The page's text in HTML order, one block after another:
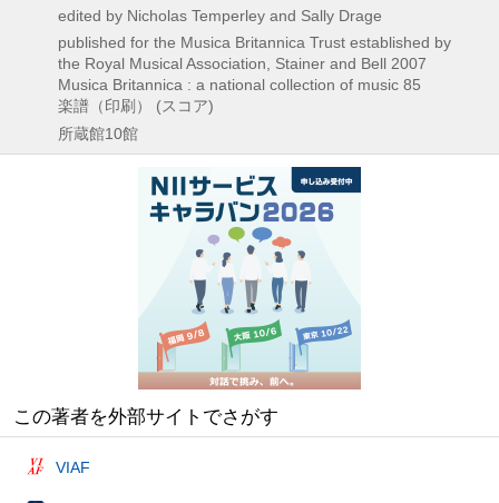
edited by Nicholas Temperley and Sally Drage
published for the Musica Britannica Trust established by
the Royal Musical Association, Stainer and Bell 2007
Musica Britannica : a national collection of music 85
楽譜（印刷） (スコア)
所蔵館10館
この著者を外部サイトでさがす
VIAF